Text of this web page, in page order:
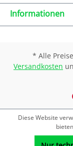
Informationen
* Alle
Versandkosten
Diese Website